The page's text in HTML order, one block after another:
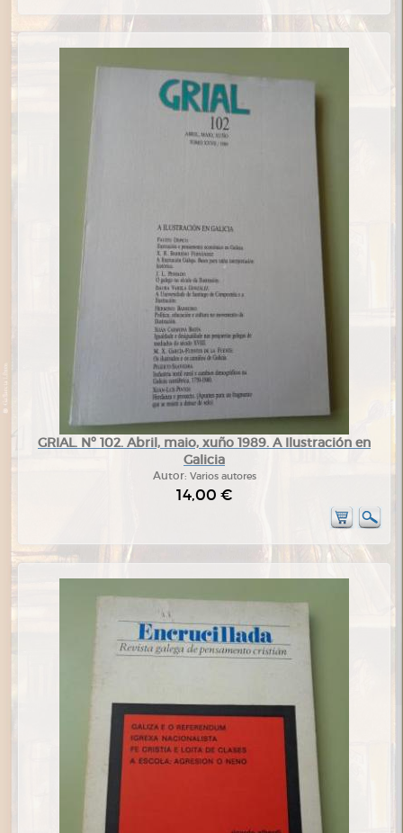
GRIAL. Nº 102. Abril, maio, xuño 1989. A Ilustración en
Galicia
Autor: Varios autores
14,00 €